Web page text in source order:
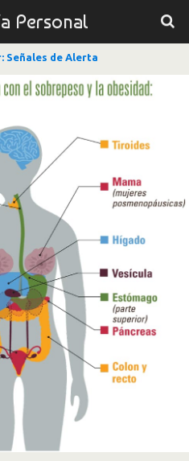
Personal
Señales de Alerta